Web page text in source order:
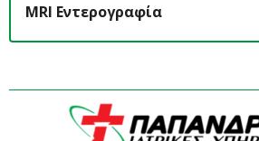
MRI Εντερογραφία